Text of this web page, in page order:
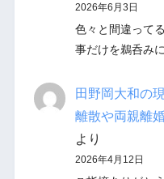
2026年6月3日
色々と間違って
事だけを鵜呑み
田野岡大和の
離散や両親離
より
2026年4月12日